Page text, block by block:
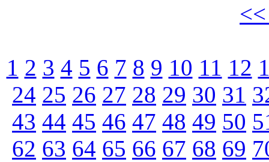
1 2 3 4 5 6 7 8 9 10 11 12
24 25 26 27 28 29 30 31
43 44 45 46 47 48 49 50
62 63 64 65 66 67 68 69